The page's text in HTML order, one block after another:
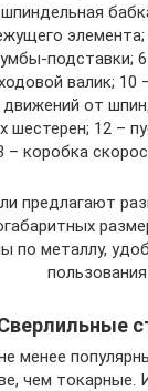
подставки;
валик; 10
от
шестерен; 12 –
– коробка
предлагают
по металлу,
пользования.
менее
чем токарные.